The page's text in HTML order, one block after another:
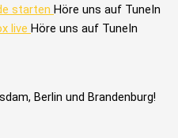
Höre uns auf TuneIn
Höre uns auf TuneIn
Berlin und Brandenburg!